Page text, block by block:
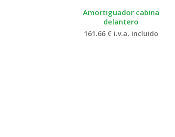
Amortiguador cabina
delantero
161.66 € i.v.a. incluido